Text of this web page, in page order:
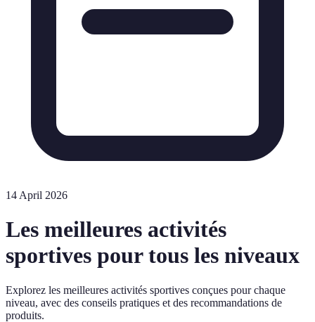
14 April 2026
Les meilleures activités
sportives pour tous les niveaux
Explorez les meilleures activités sportives conçues pour chaque
niveau, avec des conseils pratiques et des recommandations de
produits.